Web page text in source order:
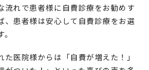
流れで患者様に自費診療をお勧めす
、患者様は安心して自費診療をお選
た医院様からは「自費が増えた！」